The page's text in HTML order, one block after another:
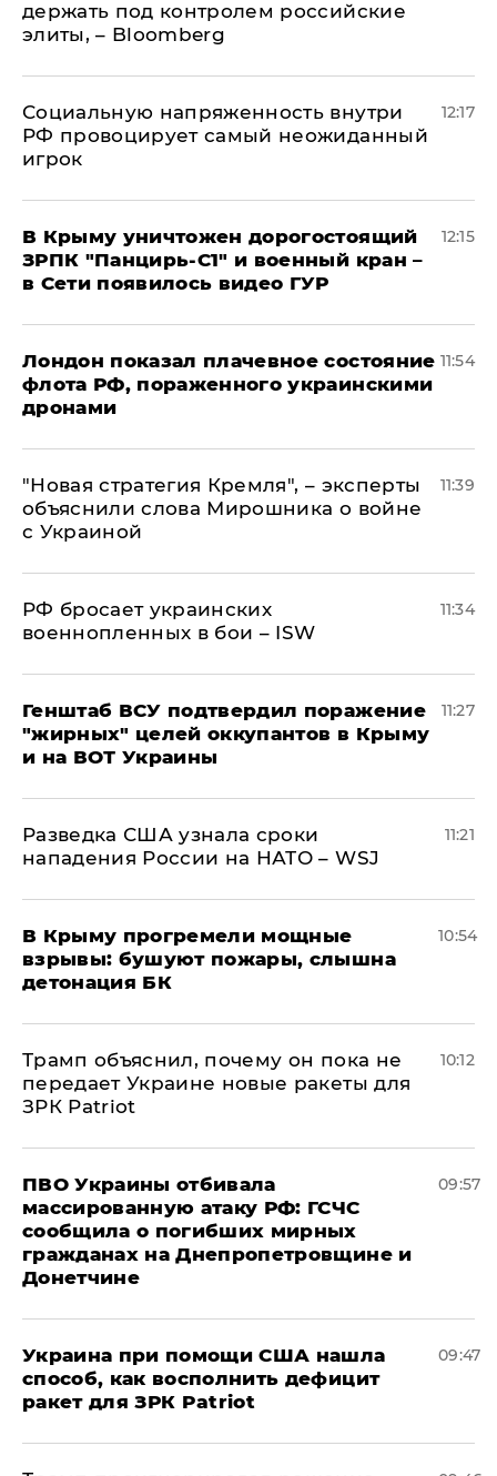
держать под контролем российские
элиты, – Bloomberg
Социальную напряженность внутри
РФ провоцирует самый неожиданный
игрок
12:17
В Крыму уничтожен дорогостоящий
ЗРПК "Панцирь-С1" и военный кран –
в Сети появилось видео ГУР
12:15
Лондон показал плачевное состояние
флота РФ, пораженного украинскими
дронами
11:54
"Новая стратегия Кремля", – эксперты
объяснили слова Мирошника о войне
с Украиной
11:39
РФ бросает украинских
военнопленных в бои – ISW
11:34
Генштаб ВСУ подтвердил поражение
"жирных" целей оккупантов в Крыму
и на ВОТ Украины
11:27
Разведка США узнала сроки
нападения России на НАТО – WSJ
11:21
В Крыму прогремели мощные
взрывы: бушуют пожары, слышна
детонация БК
10:54
Трамп объяснил, почему он пока не
передает Украине новые ракеты для
ЗРК Patriot
10:12
ПВО Украины отбивала
массированную атаку РФ: ГСЧС
сообщила о погибших мирных
гражданах на Днепропетровщине и
Донетчине
09:57
Украина при помощи США нашла
способ, как восполнить дефицит
ракет для ЗРК Patriot
09:47